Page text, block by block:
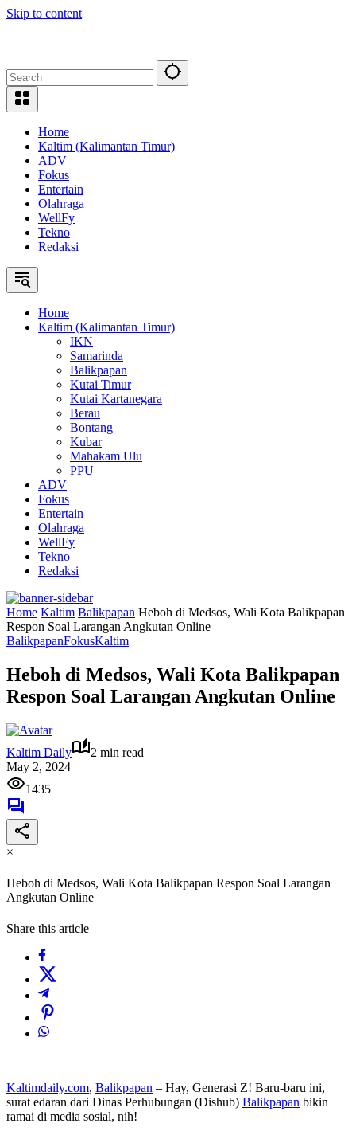
Skip to content
Home
Kaltim (Kalimantan Timur)
ADV
Fokus
Entertain
Olahraga
WellFy
Tekno
Redaksi
Home
Kaltim (Kalimantan Timur)
IKN
Samarinda
Balikpapan
Kutai Timur
Kutai Kartanegara
Berau
Bontang
Kubar
Mahakam Ulu
PPU
ADV
Fokus
Entertain
Olahraga
WellFy
Tekno
Redaksi
Home Kaltim Balikpapan Heboh di Medsos, Wali Kota Balikpapan
Respon Soal Larangan Angkutan Online
BalikpapanFokusKaltim
Heboh di Medsos, Wali Kota Balikpapan
Respon Soal Larangan Angkutan Online
Kaltim Daily
2 min read
May 2, 2024
1435
×
Heboh di Medsos, Wali Kota Balikpapan Respon Soal Larangan
Angkutan Online
Share this article
Kaltimdaily.com, Balikpapan – Hay, Generasi Z! Baru-baru ini,
surat edaran dari Dinas Perhubungan (Dishub) Balikpapan bikin
ramai di media sosial, nih!